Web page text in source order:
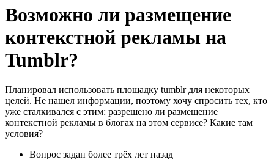
Возможно ли размещение
контекстной рекламы на
Tumblr?
Планировал использовать площадку tumblr для некоторых
целей. Не нашел информации, поэтому хочу спросить тех, кто
уже сталкивался с этим: разрешено ли размещение
контекстной рекламы в блогах на этом сервисе? Какие там
условия?
Вопрос задан более трёх лет назад